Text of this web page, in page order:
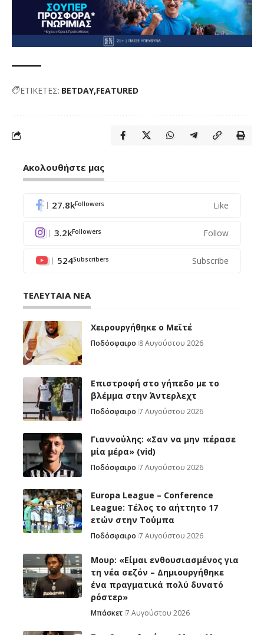
ΕΤΙΚΕΤΕΣ: BETDAY FEATURED
Ακολουθήστε μας
27.8kFollowers Like
3.2kFollowers Follow
524Subscribers Subscribe
ΤΕΛΕΥΤΑΙΑ ΝΕΑ
Χειρουργήθηκε ο Μεϊτέ
Ποδόσφαιρο 8 Αυγούστου 2026
Επιστροφή στο γήπεδο με το
βλέμμα στην Άντερλεχτ
Ποδόσφαιρο 7 Αυγούστου 2026
Γιαννούλης: «Σαν να μην πέρασε
μία μέρα» (vid)
Ποδόσφαιρο 7 Αυγούστου 2026
Europa League – Conference
League: Τέλος το αήττητο 17
ετών στην Τούμπα
Ποδόσφαιρο 7 Αυγούστου 2026
Μουρ: «Είμαι ενθουσιασμένος για
τη νέα σεζόν – Δημιουργήθηκε
ένα πραγματικά πολύ δυνατό
ρόστερ»
Μπάσκετ 7 Αυγούστου 2026